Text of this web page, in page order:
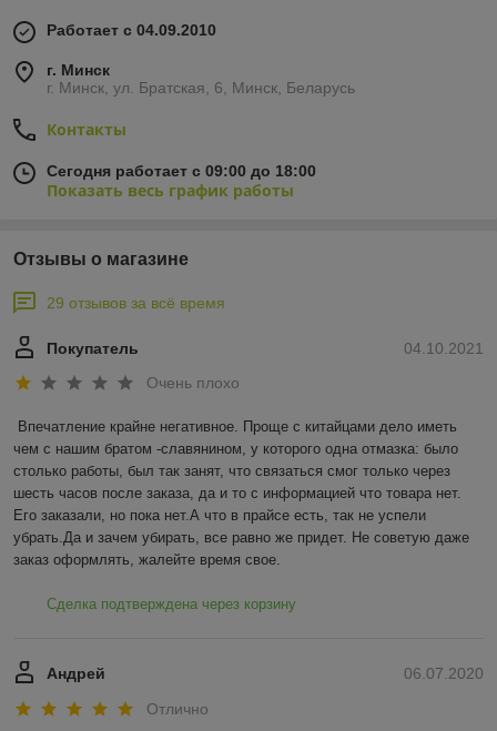
Работает с 04.09.2010
г. Минск
г. Минск, ул. Братская, 6, Минск, Беларусь
Контакты
Сегодня работает с 09:00 до 18:00
Показать весь график работы
Отзывы о магазине
29 отзывов за всё время
04.10.2021
Покупатель
Очень плохо
Впечатление крайне негативное. Проще с китайцами дело иметь
чем с нашим братом -славянином, у которого одна отмазка: было
столько работы, был так занят, что связаться смог только через
шесть часов после заказа, да и то с информацией что товара нет.
Его заказали, но пока нет.А что в прайсе есть, так не успели
убрать.Да и зачем убирать, все равно же придет. Не советую даже
заказ оформлять, жалейте время свое.
Сделка подтверждена через корзину
06.07.2020
Андрей
Отлично